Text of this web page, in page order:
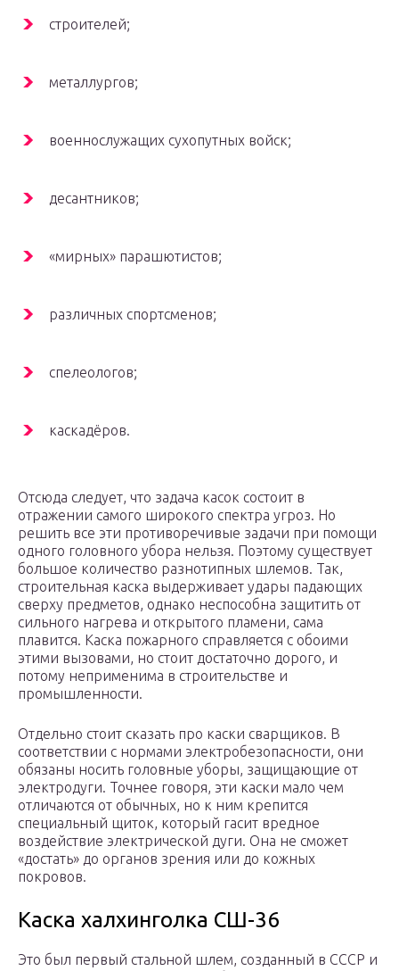
строителей;
металлургов;
военнослужащих сухопутных войск;
десантников;
«мирных» парашютистов;
различных спортсменов;
спелеологов;
каскадёров.
Отсюда следует, что задача касок состоит в
отражении самого широкого спектра угроз. Но
решить все эти противоречивые задачи при помощи
одного головного убора нельзя. Поэтому существует
большое количество разнотипных шлемов. Так,
строительная каска выдерживает удары падающих
сверху предметов, однако неспособна защитить от
сильного нагрева и открытого пламени, сама
плавится. Каска пожарного справляется с обоими
этими вызовами, но стоит достаточно дорого, и
потому неприменима в строительстве и
промышленности.
Отдельно стоит сказать про каски сварщиков. В
соответствии с нормами электробезопасности, они
обязаны носить головные уборы, защищающие от
электродуги. Точнее говоря, эти каски мало чем
отличаются от обычных, но к ним крепится
специальный щиток, который гасит вредное
воздействие электрической дуги. Она не сможет
«достать» до органов зрения или до кожных
покровов.
Каска халхинголка СШ-36
Это был первый стальной шлем, созданный в СССР и